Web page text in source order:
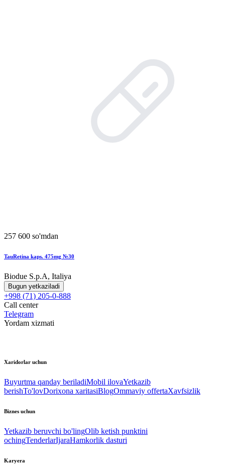
257 600 so'mdan
TauRetina kaps. 475mg №30
Biodue S.p.A, Italiya
Bugun yetkaziladi
+998 (71) 205-0-888
Call center
Telegram
Yordam xizmati
Xaridorlar uchun
Buyurtma qanday beriladiMobil ilovaYetkazib
berishTo'lovDorixona xaritasiBlogOmmaviy offertaXavfsizlik
Biznes uchun
Yetkazib beruvchi bo'lingOlib ketish punktini
ochingTenderlarIjaraHamkorlik dasturi
Karyera